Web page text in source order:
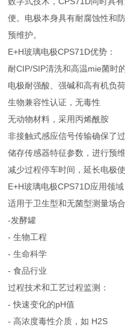
便。电极本身具有耐腐蚀性和
预维护。
E+H玻璃电极CPS71D优势：
耐CIP/SIP清洗和高温mie菌时
电极耐强酸、强碱和高有机负荷
生物兼容性认证，无毒性
无动物材料，采用丙烯酰胺
非接触式感应信号传输确保了
储存传感器特征参数，进行预
减少过程停车时间，延长电极
E+H玻璃电极CPS71D应用领域
适用于卫生型和无菌型测量场合
-发酵罐
- 生物工程
- 生命科学
- 食品行业
过程技术和工艺过程监测：
- 快速变化的pH值
- 高浓度毒性介质，如 H2S